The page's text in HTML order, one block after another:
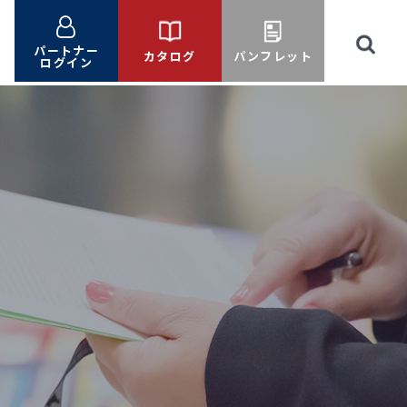
パートナー
ログイン カタログ パンフレット